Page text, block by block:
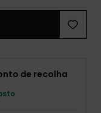
de recolha